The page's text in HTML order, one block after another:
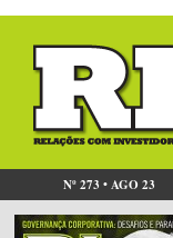
Nº 273 • AGO 23